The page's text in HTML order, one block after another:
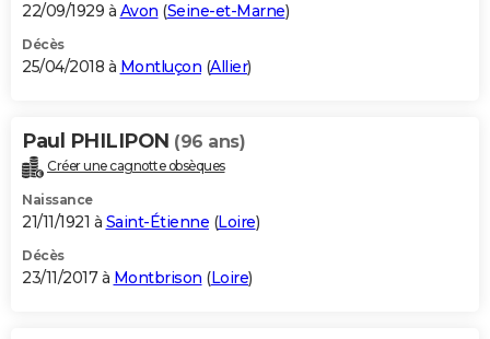
22/09/1929 à Avon (Seine-et-Marne)
Décès
25/04/2018 à Montluçon (Allier)
Paul PHILIPON (96 ans)
Créer une cagnotte obsèques
Naissance
21/11/1921 à Saint-Étienne (Loire)
Décès
23/11/2017 à Montbrison (Loire)